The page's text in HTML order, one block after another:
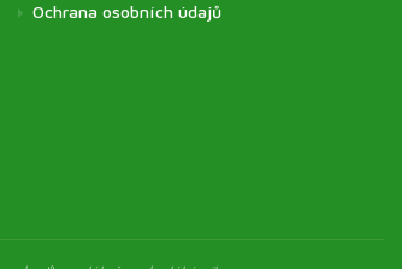
Ochrana osobních údajů